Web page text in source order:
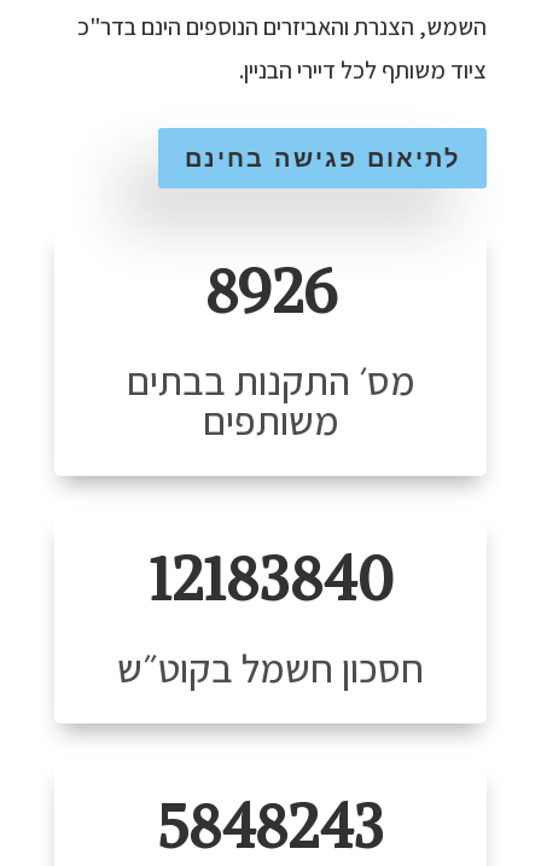
השמש, הצנרת והאביזרים הנוספים הינם בדר"כ
ציוד משותף לכל דיירי הבניין.
לתיאום פגישה בחינם
8926
מס׳ התקנות בבתים
משותפים
12183840
חסכון חשמל בקוט״ש
5848243